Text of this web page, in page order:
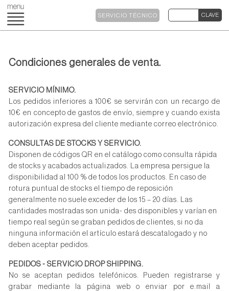
SERVICIO TÉCNICO
Condiciones generales de venta.
SERVICIO MÍNIMO.
Los pedidos inferiores a 100€ se servirán con un recargo de
10€ en concepto de gastos de envío, siempre y cuando exista
autorización expresa del cliente mediante correo electrónico.
CONSULTAS DE STOCKS Y SERVICIO.
Disponen de códigos QR en el catálogo como consulta rápida
de stocks y acabados actualizados. La empresa persigue la
disponibilidad al 100 % de todos los productos. En caso de
rotura puntual de stocks el tiempo de reposición
generalmente no suele exceder de los 15 – 20 días. Las
cantidades mostradas son unida- des disponibles y varían en
tiempo real según se graban pedidos de clientes, si no da
ninguna información el artículo estará descatalogado y no
deben aceptar pedidos.
PEDIDOS - SERVICIO DROP SHIPPING.
No se aceptan pedidos telefónicos. Pueden registrarse y
grabar mediante la página web o enviar por e.mail a